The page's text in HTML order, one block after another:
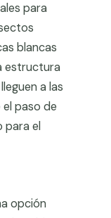
para
blancas
estructura
a las
paso de
para el
opción